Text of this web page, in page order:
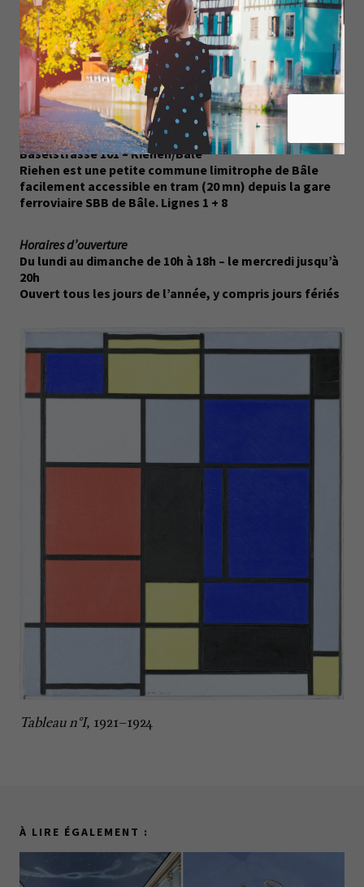
départ l’essai Réalité naturelle et réalité abstraite,
formulé par Mondrian en 1919/1920 sur le mode du
dialogue pour y exposer ses considérations et ses
réflexions sur l’abstraction dans l’art.
FONDATION BEYELER
Jusqu’au 9 octobre 2022
Baselstrasse 101 – Riehen/Bâle
Riehen est une petite commune limitrophe de Bâle
facilement accessible en tram (20 mn) depuis la gare
ferroviaire SBB de Bâle. Lignes 1 + 8
Horaires d’ouverture
Du lundi au dimanche de 10h à 18h – le mercredi jusqu’à
20h
Ouvert tous les jours de l’année, y compris jours fériés
Tableau n°I, 1921–1924
À LIRE ÉGALEMENT :